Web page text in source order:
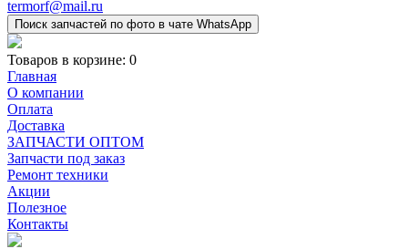
termorf@mail.ru
Поиск запчастей по фото в чате WhatsApp
Товаров в корзине: 0
Главная
О компании
Оплата
Доставка
ЗАПЧАСТИ ОПТОМ
Запчасти под заказ
Ремонт техники
Акции
Полезное
Контакты